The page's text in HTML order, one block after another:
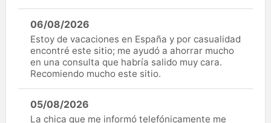
06/08/2026
Estoy de vacaciones en España y por casualidad
encontré este sitio; me ayudó a ahorrar mucho
en una consulta que habría salido muy cara.
Recomiendo mucho este sitio.
05/08/2026
La chica que me informó telefónicamente me